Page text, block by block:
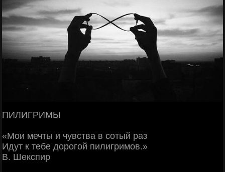
ПИЛИГРИМЫ
«Мои мечты и чувства в сотый раз
Идут к тебе дорогой пилигримов.»
В. Шекспир